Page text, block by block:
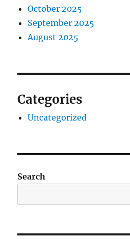
October 2025
September 2025
August 2025
Categories
Uncategorized
Search